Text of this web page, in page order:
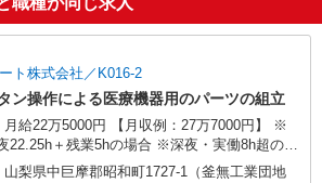
ト株式会社／K016-2
ン操作による医療機器用のパーツの組立
月給22万5000円 【月収例：27万7000円】 ※
22.25h＋残業5hの場合 ※深夜・実働8h超の残
25％割増
山梨県中巨摩郡昭和町1727-1（釜無工業団地